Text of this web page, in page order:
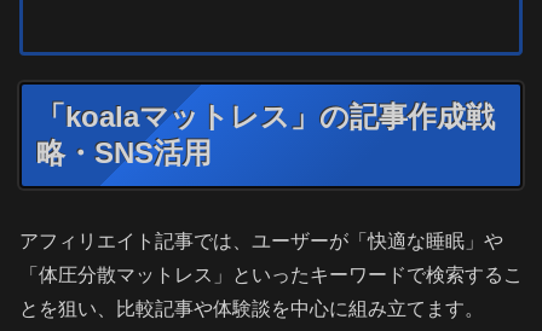
「koalaマットレス」の記事作成戦
略・SNS活用
アフィリエイト記事では、ユーザーが「快適な睡眠」や
「体圧分散マットレス」といったキーワードで検索するこ
とを狙い、比較記事や体験談を中心に組み立てます。